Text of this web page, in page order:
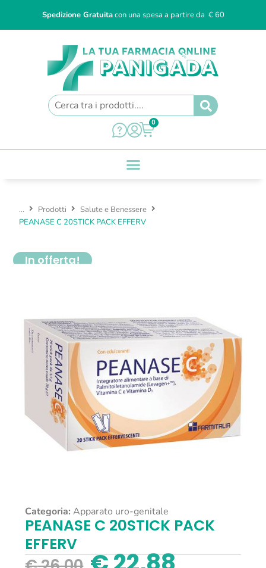
Spedizione Gratuitacon una spesa a partire da € 60
0
... Prodotti
Salute e Benessere
PEANASE C 20STICK PACK EFFERV
In offerta!
Categoria:Apparato uro-genitale
PEANASE C 20STICK PACK
EFFERV